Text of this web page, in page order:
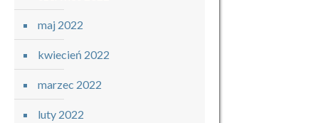
maj 2022
kwiecień 2022
marzec 2022
luty 2022